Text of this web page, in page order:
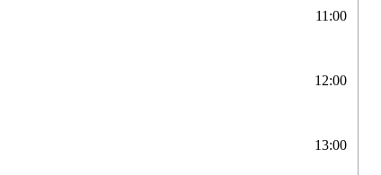
11:00
12:00
13:00